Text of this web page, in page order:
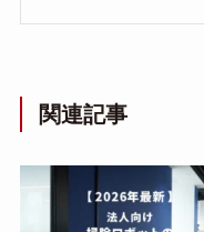
関連記事